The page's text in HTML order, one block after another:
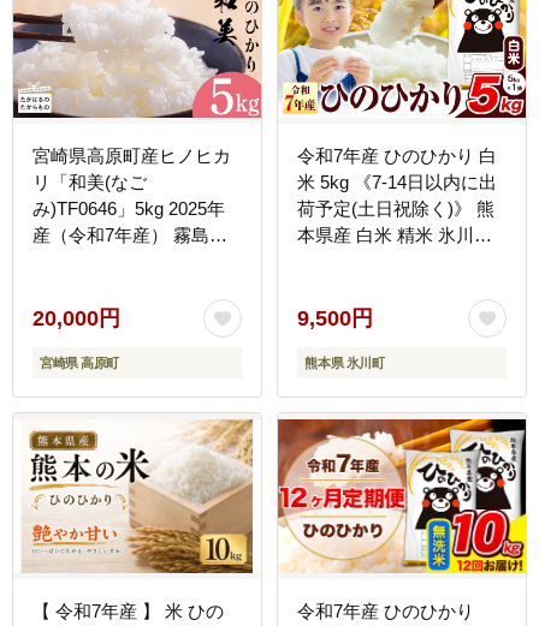
宮崎県高原町産ヒノヒカ
リ「和美(なご
み)TF0646」5kg 2025年
産（令和7年産） 霧島連
水 3年連続特A地区に指定
される高原町の美味しい
お米 白米 精米 ごはん ご
飯TF0646‐P00053
20,000円
宮崎県 高原町
令和7年産 ひのひかり 白
米 5kg 《7-14日以内に出
荷予定(土日祝除く)》 熊
本県産 白米 精米 氷川町
米 おこめ 熊本 SDGs---
9,500円
熊本県 氷川町
【 令和7年産 】 米 ひの
令和7年産 ひのひかり